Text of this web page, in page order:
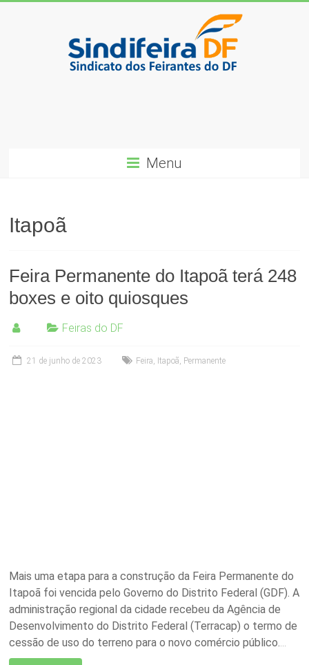
Menu
Itapoã
Feira Permanente do Itapoã terá 248
boxes e oito quiosques
Feiras do DF
21 de junho de 2023 Feira, Itapoã, Permanente
Mais uma etapa para a construção da Feira Permanente do
Itapoã foi vencida pelo Governo do Distrito Federal (GDF). A
administração regional da cidade recebeu da Agência de
Desenvolvimento do Distrito Federal (Terracap) o termo de
cessão de uso do terreno para o novo comércio público.…